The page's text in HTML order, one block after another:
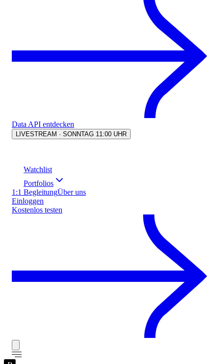
Data API entdecken
LIVESTREAM · SONNTAG 11:00 UHR
Watchlist
Portfolios
1:1 BegleitungÜber uns
Einloggen
Kostenlos testen